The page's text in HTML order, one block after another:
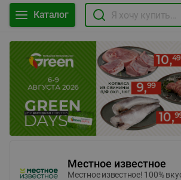
Каталог
Местное известное
Местное известное! 100%